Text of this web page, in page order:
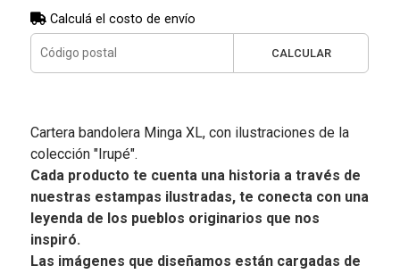
Calculá el costo de envío
CALCULAR
Cartera bandolera Minga XL, con ilustraciones de la
colección "Irupé".
Cada producto te cuenta una historia a través de
nuestras estampas ilustradas, te conecta con una
leyenda de los pueblos originarios que nos
inspiró.
Las imágenes que diseñamos están cargadas de